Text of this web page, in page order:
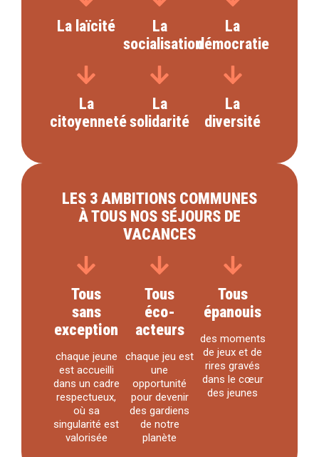
La laïcité
La
socialisation
La
démocratie
La
citoyenneté
La
solidarité
La
diversité
LES 3 AMBITIONS COMMUNES
À TOUS NOS SÉJOURS DE
VACANCES
Tous
sans
exception
chaque jeune
est accueilli
dans un cadre
respectueux,
où sa
singularité est
valorisée
Tous
éco-
acteurs
chaque jeu est
une
opportunité
pour devenir
des gardiens
de notre
planète
Tous
épanouis
des moments
de jeux et de
rires gravés
dans le cœur
des jeunes